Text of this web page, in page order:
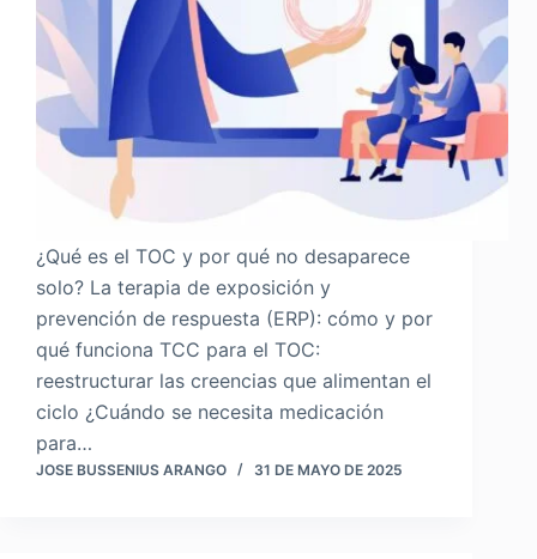
¿Qué es el TOC y por qué no desaparece
solo? La terapia de exposición y
prevención de respuesta (ERP): cómo y por
qué funciona TCC para el TOC:
reestructurar las creencias que alimentan el
ciclo ¿Cuándo se necesita medicación
para…
JOSE BUSSENIUS ARANGO 31 DE MAYO DE 2025